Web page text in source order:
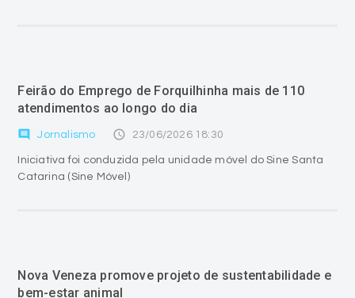
Feirão do Emprego de Forquilhinha mais de 110
atendimentos ao longo do dia
comment Jornalismo access_time 23/06/2026 18:30
Iniciativa foi conduzida pela unidade móvel do Sine Santa
Catarina (Sine Móvel)
Nova Veneza promove projeto de sustentabilidade e
bem-estar animal